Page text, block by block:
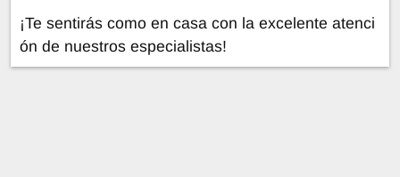
¡Te sentirás como en casa con la excelente atenci
ón de nuestros especialistas!